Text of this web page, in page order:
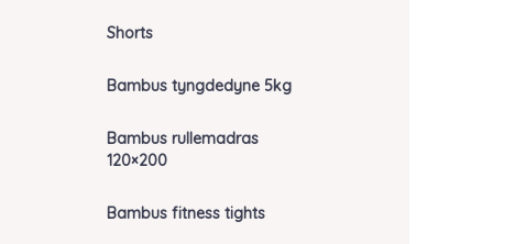
Shorts
Bambus tyngdedyne 5kg
Bambus rullemadras
120×200
Bambus fitness tights